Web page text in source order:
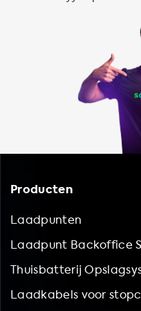
Producten
Laadpunten
Laadpunt Backoffice
Thuisbatterij
Laadkabels voor